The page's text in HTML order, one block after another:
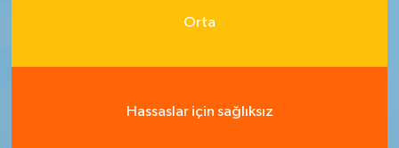
Orta
Hassaslar için sağlıksız